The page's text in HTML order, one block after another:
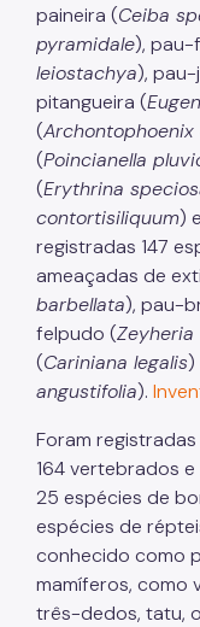
paineira (Ceiba
pyramidale), pau-
leiostachya),
pitangueira (
(
(Poincianella
(Erythrina
contortisiliquum)
registradas 147
ameaçadas de
barbellata), pau-
felpudo (
(Cariniana legalis)
angustifolia).
Foram
164 vertebrados
25 espécies de
espécies de
conhecido como
mamíferos, como
três-dedos, tatu,